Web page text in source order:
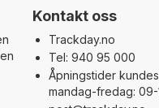
Kontakt oss
Trackday.no
Tel: 940 95 000
Åpningstider
mandag-fredag: 09-